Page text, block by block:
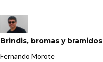
Brindis, bromas y bramidos
Fernando Morote